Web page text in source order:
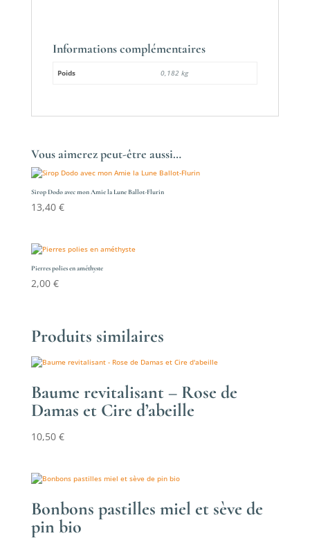
Informations complémentaires
Poids 0,182 kg
Vous aimerez peut-être aussi…
Sirop Dodo avec mon Amie la Lune Ballot-Flurin
13,40 €
Pierres polies en améthyste
2,00 €
Produits similaires
Baume revitalisant – Rose de
Damas et Cire d’abeille
10,50 €
Bonbons pastilles miel et sève de
pin bio